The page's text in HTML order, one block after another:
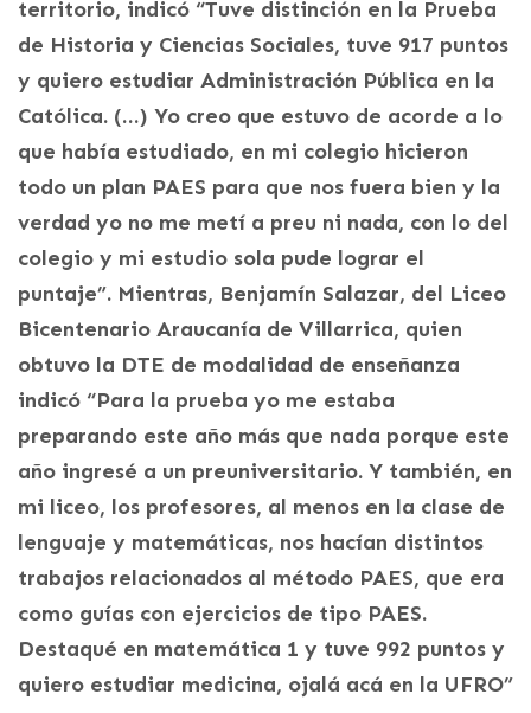
territorio, indicó “Tuve distinción en la Prueba
de Historia y Ciencias Sociales, tuve 917 puntos
y quiero estudiar Administración Pública en la
Católica. (…) Yo creo que estuvo de acorde a lo
que había estudiado, en mi colegio hicieron
todo un plan PAES para que nos fuera bien y la
verdad yo no me metí a preu ni nada, con lo del
colegio y mi estudio sola pude lograr el
puntaje”. Mientras, Benjamín Salazar, del Liceo
Bicentenario Araucanía de Villarrica, quien
obtuvo la DTE de modalidad de enseñanza
indicó “Para la prueba yo me estaba
preparando este año más que nada porque este
año ingresé a un preuniversitario. Y también, en
mi liceo, los profesores, al menos en la clase de
lenguaje y matemáticas, nos hacían distintos
trabajos relacionados al método PAES, que era
como guías con ejercicios de tipo PAES.
Destaqué en matemática 1 y tuve 992 puntos y
quiero estudiar medicina, ojalá acá en la UFRO”